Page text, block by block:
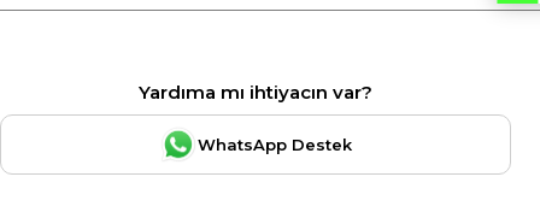
Yardıma mı ihtiyacın var?
WhatsApp Destek